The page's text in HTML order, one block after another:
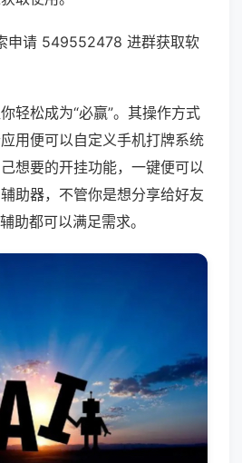
申请 549552478 进群获取软
轻松成为“必赢”。其操作方式
用便可以自定义手机打牌系统
想要的开挂功能，一键便可以
助器，不管你是想分享给好友
助都可以满足需求。